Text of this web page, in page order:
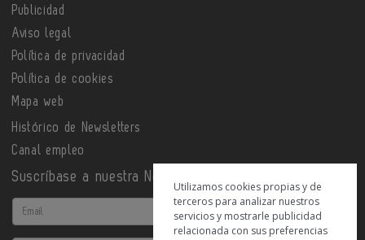
Publicidad
Aviso legal
Política de privacidad
Política de cookies
Mapa web
Histórico de Newsletters
Canal empleo
Suscríbase a nuestra Newsletter
Email
Utilizamos cookies propias y de
terceros para analizar nuestros
servicios y mostrarle publicidad
relacionada con sus preferencias